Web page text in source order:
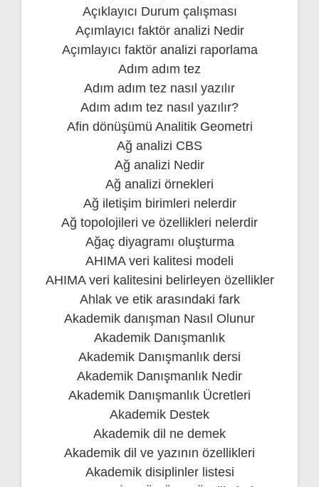
Açıklayıcı Durum çalışması
Açımlayıcı faktör analizi Nedir
Açımlayıcı faktör analizi raporlama
Adım adım tez
Adım adım tez nasıl yazılır
Adım adım tez nasıl yazılır?
Afin dönüşümü Analitik Geometri
Ağ analizi CBS
Ağ analizi Nedir
Ağ analizi örnekleri
Ağ iletişim birimleri nelerdir
Ağ topolojileri ve özellikleri nelerdir
Ağaç diyagramı oluşturma
AHIMA veri kalitesi modeli
AHIMA veri kalitesini belirleyen özellikler
Ahlak ve etik arasındaki fark
Akademik danışman Nasıl Olunur
Akademik Danışmanlık
Akademik Danışmanlık dersi
Akademik Danışmanlık Nedir
Akademik Danışmanlık Ücretleri
Akademik Destek
Akademik dil ne demek
Akademik dil ve yazının özellikleri
Akademik disiplinler listesi